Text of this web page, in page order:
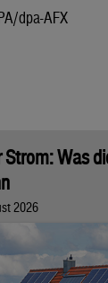
dpa-AFX
Strom: Was
2026